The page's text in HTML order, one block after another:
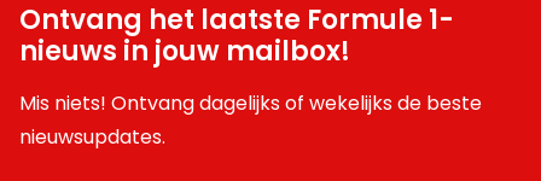
Ontvang het laatste Formule 1-
nieuws in jouw mailbox!
Mis niets! Ontvang dagelijks of wekelijks de beste
nieuwsupdates.